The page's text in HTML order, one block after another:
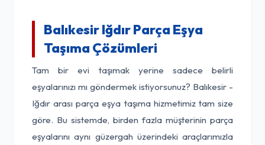
Balıkesir Iğdır Parça Eşya
Taşıma Çözümleri
Tam bir evi taşımak yerine sadece belirli
eşyalarınızı mı göndermek istiyorsunuz? Balıkesir -
Iğdır arası parça eşya taşıma hizmetimiz tam size
göre. Bu sistemde, birden fazla müşterinin parça
eşyalarını aynı güzergah üzerindeki araçlarımızla